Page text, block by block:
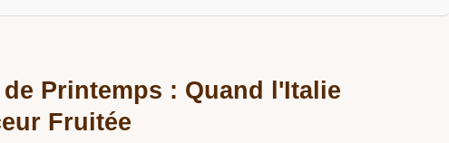
Printemps : Quand l'Italie
Fruitée